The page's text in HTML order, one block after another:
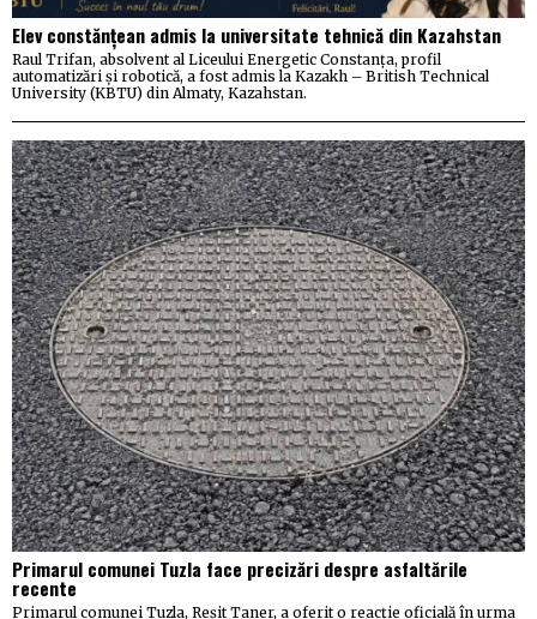
Elev constănțean admis la universitate tehnică din Kazahstan
Raul Trifan, absolvent al Liceului Energetic Constanța, profil
automatizări și robotică, a fost admis la Kazakh – British Technical
University (KBTU) din Almaty, Kazahstan.
Primarul comunei Tuzla face precizări despre asfaltările
recente
Primarul comunei Tuzla, Reșit Taner, a oferit o reacție oficială în urma